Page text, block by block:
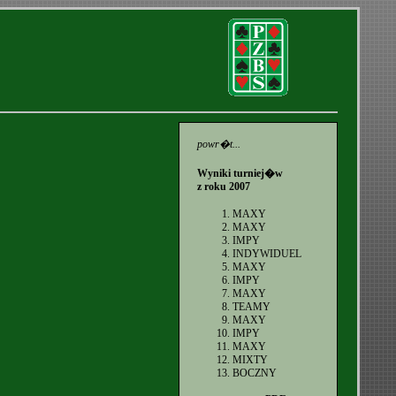
powr�t...
Wyniki turniej�w
z roku 2007
MAXY
MAXY
IMPY
INDYWIDUEL
MAXY
IMPY
MAXY
TEAMY
MAXY
IMPY
MAXY
MIXTY
BOCZNY